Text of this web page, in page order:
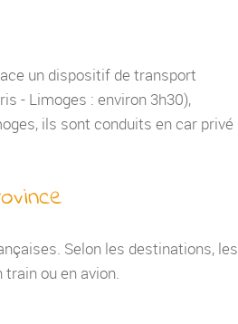
un dispositif de transport
- Limoges : environ 3h30),
ils sont conduits en car privé
Selon les destinations, les
ou en avion.